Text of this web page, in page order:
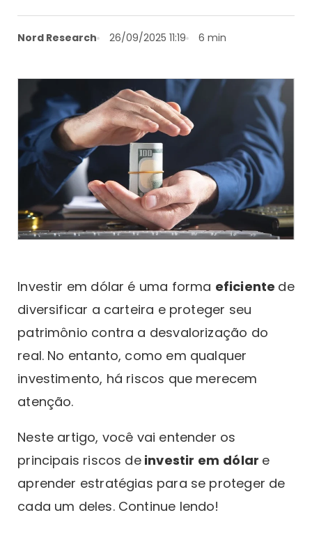
Nord Research 26/09/2025 11:19 6 min
Investir em dólar é uma forma eficiente de
diversificar a carteira e proteger seu
patrimônio contra a desvalorização do
real. No entanto, como em qualquer
investimento, há riscos que merecem
atenção.
Neste artigo, você vai entender os
principais riscos deinvestir em dólar e
aprender estratégias para se proteger de
cada um deles. Continue lendo!